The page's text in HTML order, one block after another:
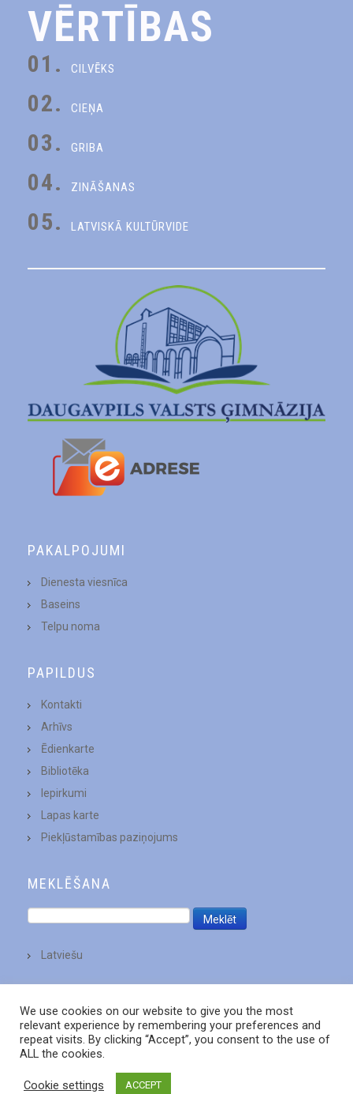
VĒRTĪBAS
01. CILVĒKS
02. CIEŅA
03. GRIBA
04. ZINĀŠANAS
05. LATVISKĀ KULTŪRVIDE
PAKALPOJUMI
Dienesta viesnīca
Baseins
Telpu noma
PAPILDUS
Kontakti
Arhīvs
Ēdienkarte
Bibliotēka
Iepirkumi
Lapas karte
Piekļūstamības paziņojums
MEKLĒŠANA
Latviešu
We use cookies on our website to give you the most
relevant experience by remembering your preferences and
repeat visits. By clicking “Accept”, you consent to the use of
ALL the cookies.
Cookie settings ACCEPT